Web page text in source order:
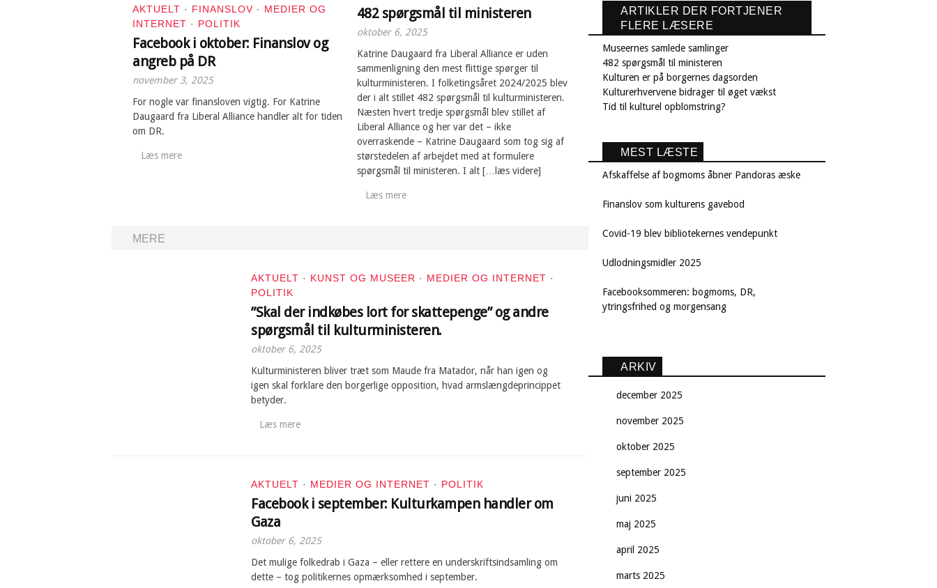
AKTUELT · FINANSLOV · MEDIER OG
INTERNET · POLITIK
Facebook i oktober: Finanslov og
angreb på DR
november 3, 2025
For nogle var finansloven vigtig. For Katrine
Daugaard fra Liberal Alliance handler alt for tiden
om DR.
Læs mere
482 spørgsmål til ministeren
oktober 6, 2025
Katrine Daugaard fra Liberal Alliance er uden
sammenligning den mest flittige spørger til
kulturministeren. I folketingsåret 2024/2025 blev
der i alt stillet 482 spørgsmål til kulturministeren.
Næsten hvert tredje spørgsmål blev stillet af
Liberal Alliance og her var det – ikke
overraskende – Katrine Daugaard som tog sig af
størstedelen af arbejdet med at formulere
spørgsmål til ministeren. I alt […læs videre]
Læs mere
MERE
AKTUELT · KUNST OG MUSEER · MEDIER OG INTERNET ·
POLITIK
”Skal der indkøbes lort for skattepenge” og andre
spørgsmål til kulturministeren.
oktober 6, 2025
Kulturministeren bliver træt som Maude fra Matador, når han igen og
igen skal forklare den borgerlige opposition, hvad armslængdeprincippet
betyder.
Læs mere
AKTUELT · MEDIER OG INTERNET · POLITIK
Facebook i september: Kulturkampen handler om
Gaza
oktober 6, 2025
Det mulige folkedrab i Gaza – eller rettere en underskriftsindsamling om
dette – tog politikernes opmærksomhed i september.
ARTIKLER DER FORTJENER
FLERE LÆSERE
Museernes samlede samlinger
482 spørgsmål til ministeren
Kulturen er på borgernes dagsorden
Kulturerhvervene bidrager til øget vækst
Tid til kulturel opblomstring?
MEST LÆSTE
Afskaffelse af bogmoms åbner Pandoras æske
Finanslov som kulturens gavebod
Covid-19 blev bibliotekernes vendepunkt
Udlodningsmidler 2025
Facebooksommeren: bogmoms, DR,
ytringsfrihed og morgensang
ARKIV
december 2025
november 2025
oktober 2025
september 2025
juni 2025
maj 2025
april 2025
marts 2025